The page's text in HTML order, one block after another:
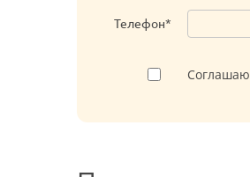
Телефон*